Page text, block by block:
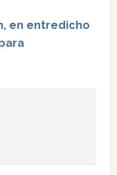
en entredicho